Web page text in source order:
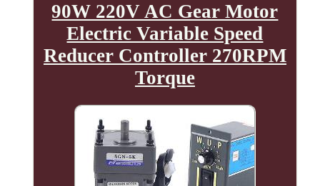
90W 220V AC Gear Motor
Electric Variable Speed
Reducer Controller 270RPM
Torque